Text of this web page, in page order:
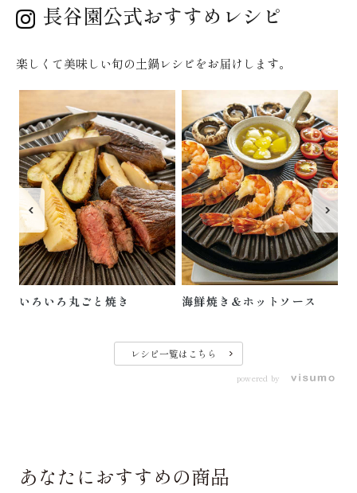
長谷園公式おすすめレシピ
楽しくて美味しい旬の土鍋レシピをお届けします。
いろいろ丸ごと焼き 海鮮焼き＆ホットソース
レシピ一覧はこちら
powered by
あなたにおすすめの商品